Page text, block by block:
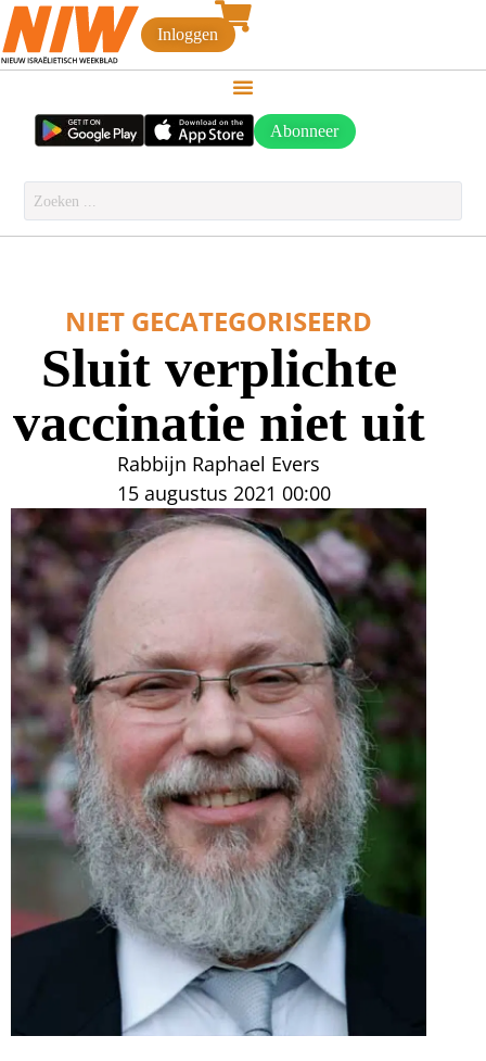
Inloggen
Abonneer
NIET GECATEGORISEERD
Sluit verplichte
vaccinatie niet uit
Rabbijn Raphael Evers
15 augustus 2021 00:00